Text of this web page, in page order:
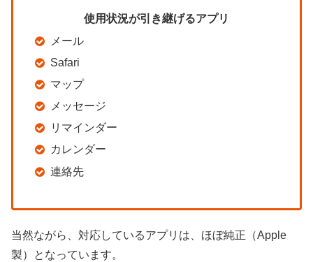
使用状況が引き継げるアプリ
メール
Safari
マップ
メッセージ
リマインダー
カレンダー
連絡先
当然ながら、対応しているアプリは、ほぼ純正（Apple
製）となっています。